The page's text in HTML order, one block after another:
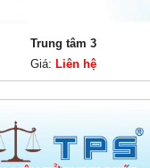
Trung tâm 3
Giá: Liên hệ